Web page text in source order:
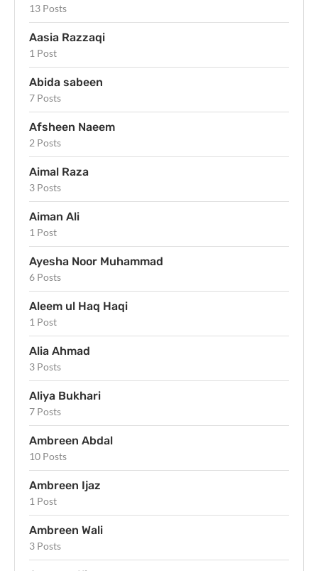
13 Posts
Aasia Razzaqi
1 Post
Abida sabeen
7 Posts
Afsheen Naeem
2 Posts
Aimal Raza
3 Posts
Aiman Ali
1 Post
Ayesha Noor Muhammad
6 Posts
Aleem ul Haq Haqi
1 Post
Alia Ahmad
3 Posts
Aliya Bukhari
7 Posts
Ambreen Abdal
10 Posts
Ambreen Ijaz
1 Post
Ambreen Wali
3 Posts